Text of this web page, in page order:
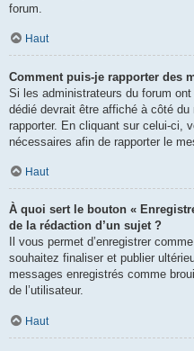
forum.
Haut
Comment puis-je rapporter des
Si les administrateurs du forum
dédié devrait être affiché à côté
rapporter. En cliquant sur celui-ci,
nécessaires afin de rapporter le
Haut
À quoi sert le bouton «
de la rédaction d’un sujet ?
Il vous permet d’enregistrer
souhaitez finaliser et publier
messages enregistrés comme
de l’utilisateur.
Haut